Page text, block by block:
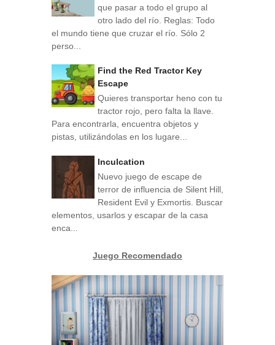
que pasar a todo el grupo al
otro lado del río. Reglas: Todo
el mundo tiene que cruzar el río. Sólo 2
perso...
Find the Red Tractor Key
Escape
Quieres transportar heno con tu
tractor rojo, pero falta la llave.
Para encontrarla, encuentra objetos y
pistas, utilizándolas en los lugare...
Inculcation
Nuevo juego de escape de
terror de influencia de Silent Hill,
Resident Evil y Exmortis. Buscar
elementos, usarlos y escapar de la casa
enca...
Juego Recomendado